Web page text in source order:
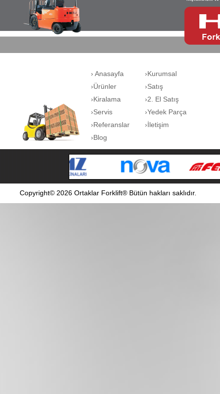
› Anasayfa
›Kurumsal
›Ürünler
›Satış
›Kiralama
›2. El Satış
›Servis
›Yedek Parça
›Referanslar
›İletişim
›Blog
Copyright© 2026 Ortaklar Forklift® Bütün hakları saklıdır.